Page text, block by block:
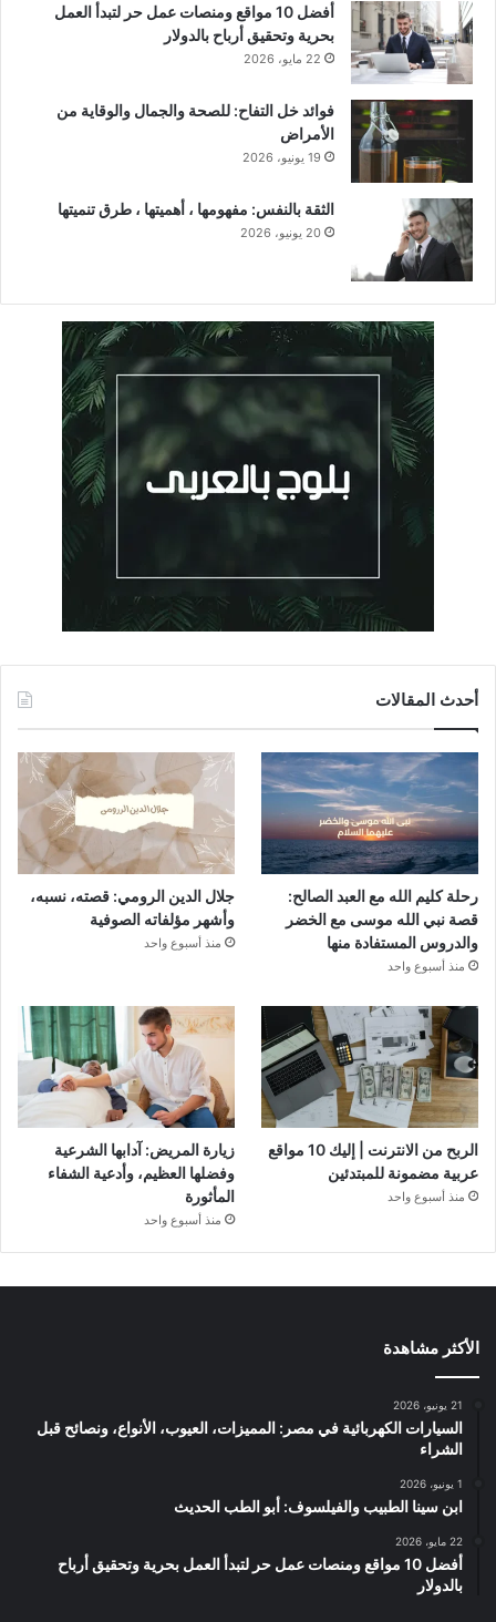
أفضل 10 مواقع ومنصات عمل حر لتبدأ العمل
بحرية وتحقيق أرباح بالدولار
22 مايو، 2026
فوائد خل التفاح: للصحة والجمال والوقاية من
الأمراض
19 يونيو، 2026
الثقة بالنفس: مفهومها ، أهميتها ، طرق تنميتها
20 يونيو، 2026
أحدث المقالات
رحلة كليم الله مع العبد الصالح:
قصة نبي الله موسى مع الخضر
والدروس المستفادة منها
منذ أسبوع واحد
جلال الدين الرومي: قصته، نسبه،
وأشهر مؤلفاته الصوفية
منذ أسبوع واحد
الربح من الانترنت | إليك 10 مواقع
عربية مضمونة للمبتدئين
منذ أسبوع واحد
زيارة المريض: آدابها الشرعية
وفضلها العظيم، وأدعية الشفاء
المأثورة
منذ أسبوع واحد
الأكثر مشاهدة
21 يونيو، 2026
السيارات الكهربائية في مصر: المميزات، العيوب، الأنواع، ونصائح قبل
الشراء
1 يونيو، 2026
ابن سينا الطبيب والفيلسوف: أبو الطب الحديث
22 مايو، 2026
أفضل 10 مواقع ومنصات عمل حر لتبدأ العمل بحرية وتحقيق أرباح
بالدولار